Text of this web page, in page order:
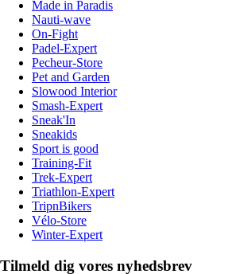
Made in Paradis
Nauti-wave
On-Fight
Padel-Expert
Pecheur-Store
Pet and Garden
Slowood Interior
Smash-Expert
Sneak'In
Sneakids
Sport is good
Training-Fit
Trek-Expert
Triathlon-Expert
TripnBikers
Vélo-Store
Winter-Expert
Tilmeld dig vores nyhedsbrev